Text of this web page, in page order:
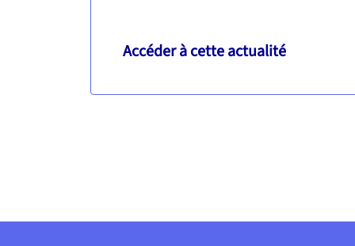
Accéder à cette actualité